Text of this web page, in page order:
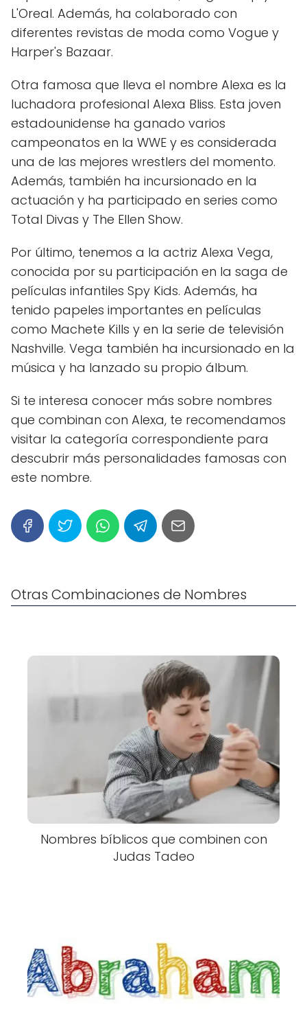
L'Oreal. Además, ha colaborado con
diferentes revistas de moda como Vogue y
Harper's Bazaar.
Otra famosa que lleva el nombre Alexa es la
luchadora profesional Alexa Bliss. Esta joven
estadounidense ha ganado varios
campeonatos en la WWE y es considerada
una de las mejores wrestlers del momento.
Además, también ha incursionado en la
actuación y ha participado en series como
Total Divas y The Ellen Show.
Por último, tenemos a la actriz Alexa Vega,
conocida por su participación en la saga de
películas infantiles Spy Kids. Además, ha
tenido papeles importantes en películas
como Machete Kills y en la serie de televisión
Nashville. Vega también ha incursionado en la
música y ha lanzado su propio álbum.
Si te interesa conocer más sobre nombres
que combinan con Alexa, te recomendamos
visitar la categoría correspondiente para
descubrir más personalidades famosas con
este nombre.
Otras Combinaciones de Nombres
Nombres bíblicos que combinen con
Judas Tadeo